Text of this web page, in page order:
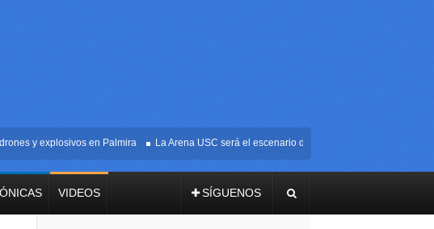
y explosivos en Palmira La Arena USC será el escenario de la posesión presidencial de
VIDEOS SÍGUENOS